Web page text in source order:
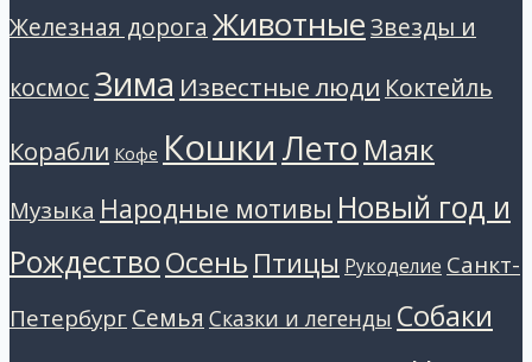
Железная дорога ЖивотныеЗвезды и
космосЗима Известные люди Коктейль
Корабли Кофе Кошки Лето Маяк
Музыка Народные мотивы Новый год и
РождествоОсень Птицы Рукоделие Санкт-
ПетербургСемья Сказки и легенды Собаки